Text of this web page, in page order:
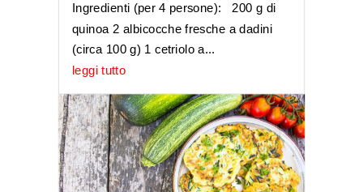
Ingredienti (per 4 persone): 200 g di
quinoa 2 albicocche fresche a dadini
(circa 100 g) 1 cetriolo a...
leggi tutto